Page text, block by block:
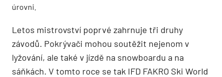
úrovni.
Letos mistrovství poprvé zahrnuje tři druhy
závodů. Pokrývači mohou soutěžit nejenom v
lyžování, ale také v jízdě na snowboardu a na
sáňkách. V tomto roce se tak IFD FAKRO Ski World